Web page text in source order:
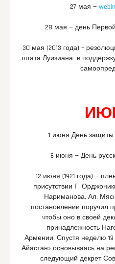
27 мая —
28 мая — день
30 мая (2013 года) –
штата Луизиана в
1 июня День
6 июня — День
12 июня (1921 года) —
присутствии Г.
Нариманова, Ал.
постановлении поручил
чтобы оно в своей
принадлежность
Армении. Спустя неделю
Айастан» основываясь на
следующий декрет